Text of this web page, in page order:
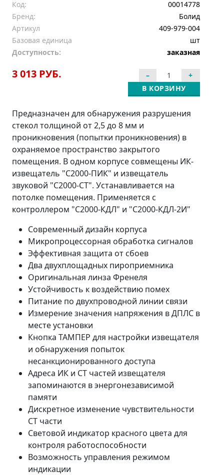
Код:
00014778
Бренд:
Болид
Артикул
409-979-004
Базовая единица
шт
Доступность:
заказная
3 013 РУБ.
В КОРЗИНУ
Предназначен для обнаружения разрушения
стекол толщиной от 2,5 до 8 мм и
проникновения (попытки проникновения) в
охраняемое пространство закрытого
помещения. В одном корпусе совмещены ИК-
извещатель "С2000-ПИК" и извещатель
звуковой "С2000-СТ". Устанавливается на
потолке помещения. Применяется с
контроллером "С2000-КДЛ" и "С2000-КДЛ-2И"
Современный дизайн корпуса
Микропроцессорная обработка сигналов
Эффективная защита от сбоев
Два двухплощадных пироприемника
Оригинальная линза Френеля
Устойчивость к воздействию помех
Питание по двухпроводной линии связи
Измерение значения напряжения в ДПЛС в
месте установки
Кнопка ТАМПЕР для настройки извещателя
и обнаружения попыток
несанкционированного доступа
Адреса ИК и СТ частей извещателя
запоминаются в энергонезависимой
памяти
Дискретное изменение чувствительности
СТ части
Световой индикатор красного цвета для
контроля работоспособности
Возможность управления режимом
индикации